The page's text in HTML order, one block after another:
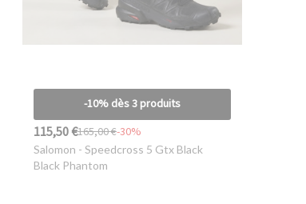
-10% dès 3 produits
115,50 €165,00 €-30%
Salomon - Speedcross 5 Gtx Black
Black Phantom